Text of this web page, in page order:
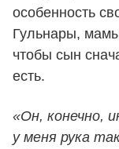
особенность
Гульнары,
чтобы сын
есть.
«Он, конечно,
у меня рука